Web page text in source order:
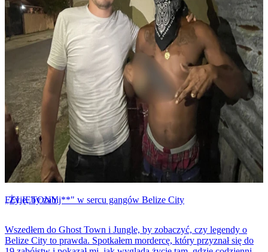
FELIETONY
„Żyję, by zabij**" w sercu gangów Belize City
Wszedłem do Ghost Town i Jungle, by zobaczyć, czy legendy o
Belize City to prawda. Spotkałem mordercę, który przyznał się do